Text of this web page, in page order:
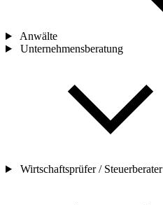
Anwälte
Unternehmensberatung
Wirtschaftsprüfer / Steuerberater